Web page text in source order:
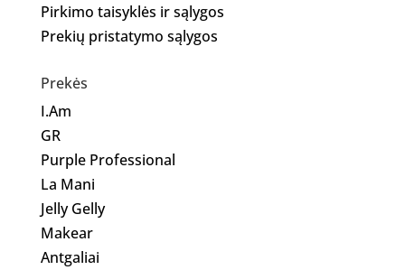
Pirkimo taisyklės ir sąlygos
Prekių pristatymo sąlygos
Prekės
I.Am
GR
Purple Professional
La Mani
Jelly Gelly
Makear
Antgaliai